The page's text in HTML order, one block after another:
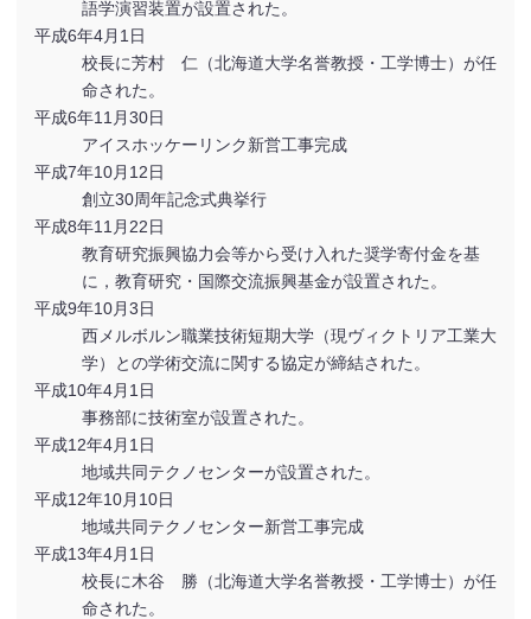
語学演習装置が設置された。
平成6年4月1日
校長に芳村 仁（北海道大学名誉教授・工学博士）が任
命された。
平成6年11月30日
アイスホッケーリンク新営工事完成
平成7年10月12日
創立30周年記念式典挙行
平成8年11月22日
教育研究振興協力会等から受け入れた奨学寄付金を基
に，教育研究・国際交流振興基金が設置された。
平成9年10月3日
西メルボルン職業技術短期大学（現ヴィクトリア工業大
学）との学術交流に関する協定が締結された。
平成10年4月1日
事務部に技術室が設置された。
平成12年4月1日
地域共同テクノセンターが設置された。
平成12年10月10日
地域共同テクノセンター新営工事完成
平成13年4月1日
校長に木谷 勝（北海道大学名誉教授・工学博士）が任
命された。